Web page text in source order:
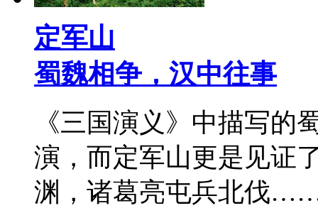
定军山
蜀魏相争，汉中往事
《三国演义》中描写的
演，而定军山更是见证
渊，诸葛亮屯兵北伐